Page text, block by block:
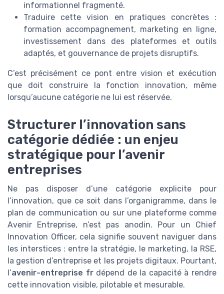
informationnel fragmenté.
Traduire cette vision en pratiques concrètes :
formation accompagnement, marketing en ligne,
investissement dans des plateformes et outils
adaptés, et gouvernance de projets disruptifs.
C’est précisément ce pont entre vision et exécution
que doit construire la fonction innovation, même
lorsqu’aucune catégorie ne lui est réservée.
Structurer l’innovation sans
catégorie dédiée : un enjeu
stratégique pour l’avenir
entreprises
Ne pas disposer d’une catégorie explicite pour
l’innovation, que ce soit dans l’organigramme, dans le
plan de communication ou sur une plateforme comme
Avenir Entreprise, n’est pas anodin. Pour un Chief
Innovation Officer, cela signifie souvent naviguer dans
les interstices : entre la stratégie, le marketing, la RSE,
la gestion d’entreprise et les projets digitaux. Pourtant,
l’avenir-entreprise frdépend de la capacité à rendre
cette innovation visible, pilotable et mesurable.